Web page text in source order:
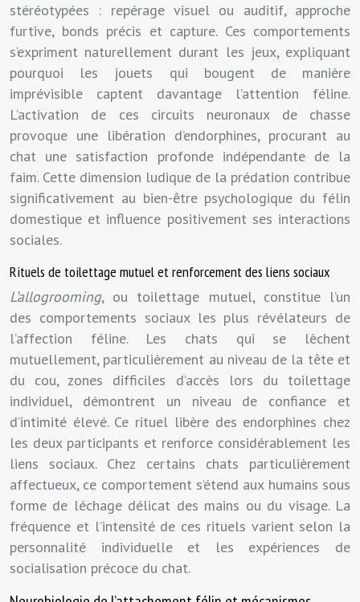
stéréotypées : repérage visuel ou auditif, approche
furtive, bonds précis et capture. Ces comportements
s’expriment naturellement durant les jeux, expliquant
pourquoi les jouets qui bougent de manière
imprévisible captent davantage l’attention féline.
L’activation de ces circuits neuronaux de chasse
provoque une libération d’endorphines, procurant au
chat une satisfaction profonde indépendante de la
faim. Cette dimension ludique de la prédation contribue
significativement au bien-être psychologique du félin
domestique et influence positivement ses interactions
sociales.
Rituels de toilettage mutuel et renforcement des liens sociaux
L’allogrooming, ou toilettage mutuel, constitue l’un
des comportements sociaux les plus révélateurs de
l’affection féline. Les chats qui se lèchent
mutuellement, particulièrement au niveau de la tête et
du cou, zones difficiles d’accès lors du toilettage
individuel, démontrent un niveau de confiance et
d’intimité élevé. Ce rituel libère des endorphines chez
les deux participants et renforce considérablement les
liens sociaux. Chez certains chats particulièrement
affectueux, ce comportement s’étend aux humains sous
forme de léchage délicat des mains ou du visage. La
fréquence et l’intensité de ces rituels varient selon la
personnalité individuelle et les expériences de
socialisation précoce du chat.